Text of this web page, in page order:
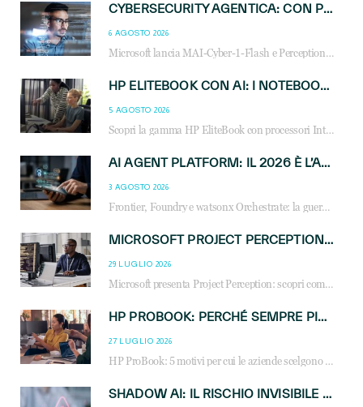
CYBERSECURITY AGENTICA: CON PERCEPTION E MAI-CYBER-1-FLASH MICROSOFT APRE NUOVI SERVIZI PER IL CANALE
6 AGOSTO 2026
Microsoft lancia MAI-Cyber-1-Flash e Perception: cybersecurity agentica in preview dal 3 novembre. Cosa cambia per MSP, system integrator e reseller.
HP ELITEBOOK CON AI: I NOTEBOOK BUSINESS INTELLIGENTI CHE TRASFORMANO PRODUTTIVITÀ, SICUREZZA E LAVORO IBRIDO
5 AGOSTO 2026
Scopri la gamma HP EliteBook con processori Intel® Core™ Ultra e AMD Ryzen™ AI. Notebook business progettati per aumentare la produttività, migliorare la collaborazione e garantire sicurezza avanzata in ufficio e in mobilità.
AI AGENT PLATFORM: IL 2026 È L’ANNO DEL «SISTEMA OPERATIVO» PER GLI AGENTI AZIENDALI
3 AGOSTO 2026
Frontier, Foundry e watsonx Orchestrate: la guerra delle piattaforme AI agent ridisegna il mercato IT. Cosa cambia per reseller, MSP e system integrator.
MICROSOFT PROJECT PERCEPTION: COME GLI AGENTI AI CAMBIERANNO SOC, CYBERSECURITY E SERVIZI MSP
29 LUGLIO 2026
Microsoft presenta Project Perception: scopri come gli agenti AI possono trasformare cybersecurity, SOC e servizi gestiti degli MSP.
HP PROBOOK: PERCHÉ SEMPRE PIÙ AZIENDE SCELGONO NOTEBOOK PROGETTATI PER IL LAVORO MODERNO
27 LUGLIO 2026
HP ProBook: 5 motivi per cui le aziende scelgono i notebook business HP per migliorare produttività, sicurezza e gestione dell’AI.
SHADOW AI: IL RISCHIO INVISIBILE CHE LE AZIENDE POSSONO GOVERNARE